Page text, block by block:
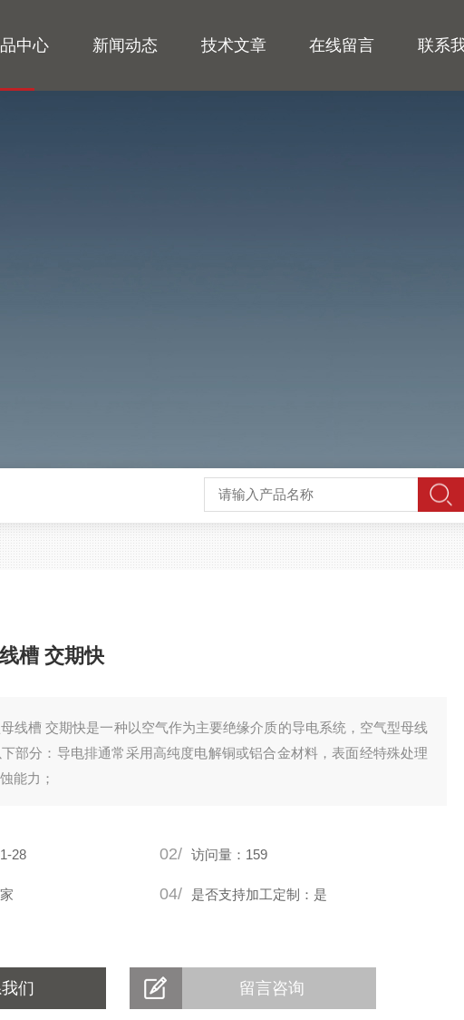
中心 新闻动态 技术文章 在线留言 联系
槽 交期快
线槽 交期快是一种以空气作为主要绝缘介质的导电系统，空气型母线
部分：导电排通常采用高纯度电解铜或铝合金材料，表面经特殊处理
能力；
28 02/ 访问量：159
04/ 是否支持加工定制：是
们 留言咨询